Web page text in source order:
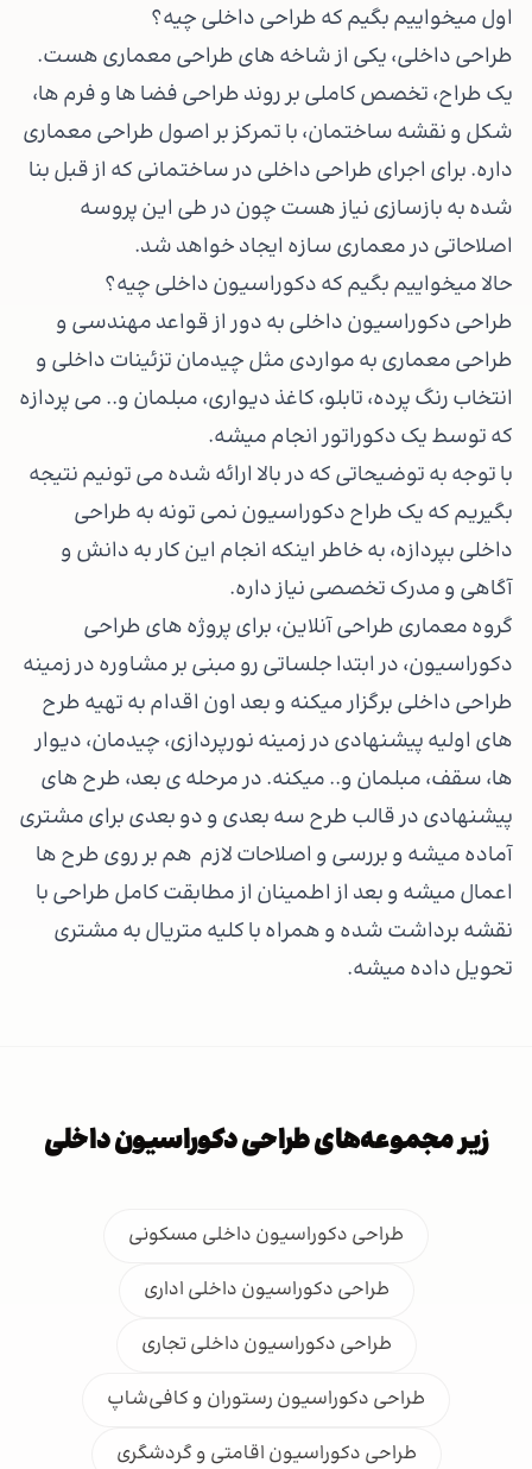
اول میخواییم بگیم که طراحی داخلی چیه؟
طراحی داخلی، یکی از شاخه های طراحی معماری هست.
یک طراح، تخصص کاملی بر روند طراحی فضا ها و فرم ها،
شکل و نقشه ساختمان، با تمرکز بر اصول طراحی معماری
داره. برای اجرای طراحی داخلی در ساختمانی که از قبل بنا
شده به بازسازی نیاز هست چون در طی این پروسه
اصلاحاتی در معماری سازه ایجاد خواهد شد.
حالا میخواییم بگیم که دکوراسیون داخلی چیه؟
طراحی دکوراسیون داخلی به دور از قواعد مهندسی و
طراحی معماری به مواردی مثل چیدمان تزئینات داخلی و
انتخاب رنگ پرده، تابلو، کاغذ دیواری، مبلمان و.. می پردازه
که توسط یک دکوراتور انجام میشه.
با توجه به توضیحاتی که در بالا ارائه شده می تونیم نتیجه
بگیریم که یک طراح دکوراسیون نمی تونه به طراحی
داخلی بپردازه، به خاطر اینکه انجام این کار به دانش و
آگاهی و مدرک تخصصی نیاز داره.
گروه معماری طراحی آنلاین، برای پروژه های طراحی
دکوراسیون، در ابتدا جلساتی رو مبنی بر مشاوره در زمینه
طراحی داخلی برگزار میکنه و بعد اون اقدام به تهیه طرح
های اولیه پیشنهادی در زمینه نورپردازی، چیدمان، دیوار
ها، سقف، مبلمان و.. میکنه. در مرحله ی بعد، طرح های
پیشنهادی در قالب طرح سه بعدی و دو بعدی برای مشتری
آماده میشه و بررسی و اصلاحات لازم هم بر روی طرح ها
اعمال میشه و بعد از اطمینان از مطابقت کامل طراحی با
نقشه برداشت شده و همراه با کلیه متریال به مشتری
تحویل داده میشه.
زیر مجموعه‌های طراحی دکوراسیون داخلی
طراحی دکوراسیون داخلی مسکونی
طراحی دکوراسیون داخلی اداری
طراحی دکوراسیون داخلی تجاری
طراحی دکوراسیون رستوران و کافی‌شاپ
طراحی دکوراسیون اقامتی و گردشگری